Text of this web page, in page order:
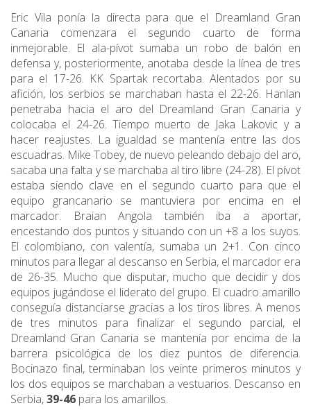
Eric Vila ponía la directa para que el Dreamland Gran
Canaria comenzara el segundo cuarto de forma
inmejorable. El ala-pívot sumaba un robo de balón en
defensa y, posteriormente, anotaba desde la línea de tres
para el 17-26. KK Spartak recortaba. Alentados por su
afición, los serbios se marchaban hasta el 22-26. Hanlan
penetraba hacia el aro del Dreamland Gran Canaria y
colocaba el 24-26. Tiempo muerto de Jaka Lakovic y a
hacer reajustes. La igualdad se mantenía entre las dos
escuadras. Mike Tobey, de nuevo peleando debajo del aro,
sacaba una falta y se marchaba al tiro libre (24-28). El pívot
estaba siendo clave en el segundo cuarto para que el
equipo grancanario se mantuviera por encima en el
marcador. Braian Angola también iba a aportar,
encestando dos puntos y situando con un +8 a los suyos.
El colombiano, con valentía, sumaba un 2+1. Con cinco
minutos para llegar al descanso en Serbia, el marcador era
de 26-35. Mucho que disputar, mucho que decidir y dos
equipos jugándose el liderato del grupo. El cuadro amarillo
conseguía distanciarse gracias a los tiros libres. A menos
de tres minutos para finalizar el segundo parcial, el
Dreamland Gran Canaria se mantenía por encima de la
barrera psicológica de los diez puntos de diferencia.
Bocinazo final, terminaban los veinte primeros minutos y
los dos equipos se marchaban a vestuarios. Descanso en
Serbia,39-46 para los amarillos.